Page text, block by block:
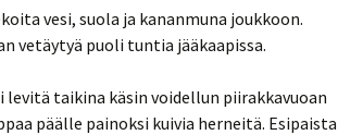
vesi, suola ja kananmuna joukkoon.
vetäytyä puoli tuntia jääkaapissa.
levitä taikina käsin voidellun piirakkavuoan
päälle painoksi kuivia herneitä. Esipaista